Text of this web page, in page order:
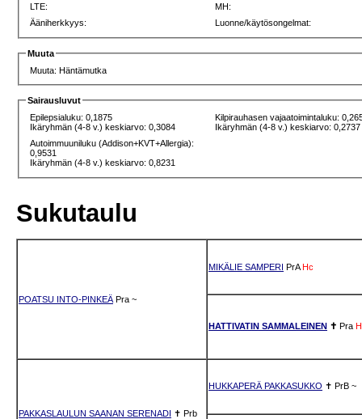
LTE:
MH:
Ääniherkkyys:
Luonne/käytösongelmat:
Muuta
Muuta: Häntämutka
Sairausluvut
Epilepsialuku: 0,1875
Ikäryhmän (4-8 v.) keskiarvo: 0,3084
Kilpirauhasen vajaatoimintaluku:
Ikäryhmän (4-8 v.) keskiarvo: 0,2737
Autoimmuuniluku (Addison+KVT+Allergia):
0,9531
Ikäryhmän (4-8 v.) keskiarvo: 0,8231
Sukutaulu
POATSU INTO-PINKEÄ Pra ~
MIKÄLIE SAMPERI PrA Hc
HATTIVATIN SAMMALEINEN ✝ Pra
PAKKASLAULUN SAANAN SERENADI ✝ Prb
HUKKAPERÄ PAKKASUKKO ✝ PrB ~